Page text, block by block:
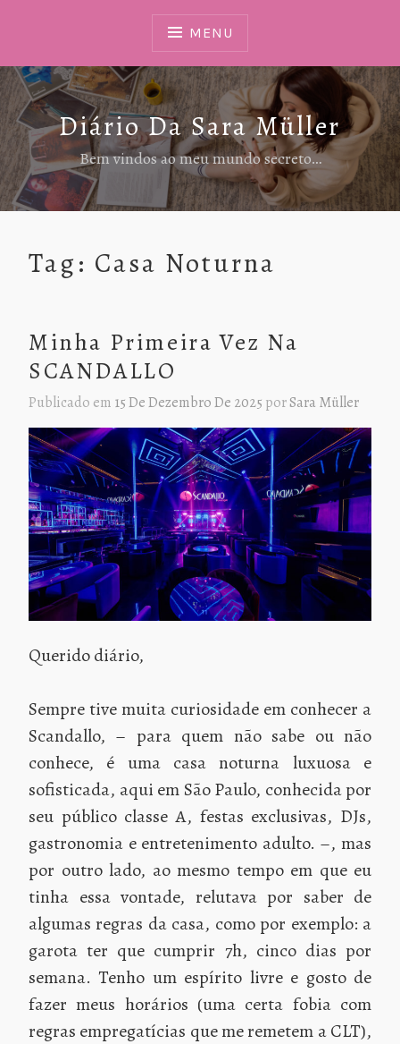
MENU
Diário Da Sara Müller
Bem vindos ao meu mundo secreto…
Tag: Casa Noturna
Minha Primeira Vez Na
SCANDALLO
Publicado em 15 De Dezembro De 2025 porSara Müller
Querido diário,
Sempre tive muita curiosidade em conhecer a
Scandallo, – para quem não sabe ou não
conhece, é uma casa noturna luxuosa e
sofisticada, aqui em São Paulo, conhecida por
seu público classe A, festas exclusivas, DJs,
gastronomia e entretenimento adulto. –, mas
por outro lado, ao mesmo tempo em que eu
tinha essa vontade, relutava por saber de
algumas regras da casa, como por exemplo: a
garota ter que cumprir 7h, cinco dias por
semana. Tenho um espírito livre e gosto de
fazer meus horários (uma certa fobia com
regras empregatícias que me remetem a CLT),